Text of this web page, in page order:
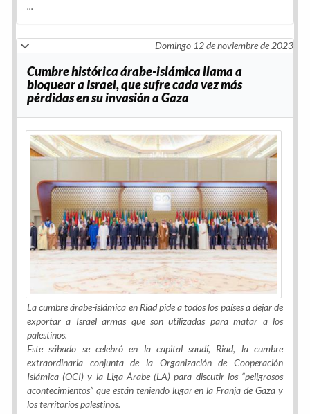
...
Domingo 12 de noviembre de 2023
Cumbre histórica árabe-islámica llama a
bloquear a Israel, que sufre cada vez más
pérdidas en su invasión a Gaza
La cumbre árabe-islámica en Riad pide a todos los países a dejar de
exportar a Israel armas que son utilizadas para matar a los
palestinos.
Este sábado se celebró en la capital saudí, Riad, la cumbre
extraordinaria conjunta de la Organización de Cooperación
Islámica (OCI) y la Liga Árabe (LA) para discutir los “peligrosos
acontecimientos” que están teniendo lugar en la Franja de Gaza y
los territorios palestinos.